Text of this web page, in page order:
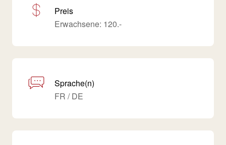
Preis
Erwachsene: 120.-
Sprache(n)
FR / DE